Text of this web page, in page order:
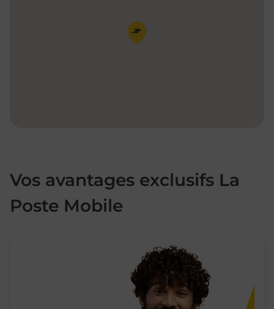
Pin de la carte
Vos avantages exclusifs La
Poste Mobile